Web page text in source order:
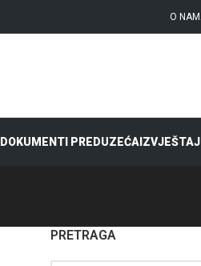
O
DOKUMENTI PREDUZEĆA
PRETRAGA